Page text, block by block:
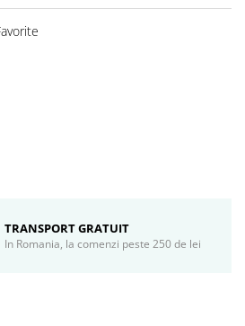
TRANSPORT GRATUIT
In Romania, la comenzi peste 250 de lei